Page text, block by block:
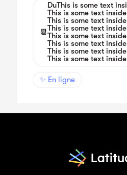
📆
DuThis is some text
This is some text
This is some text
This is some text
This is some text
This is some text
This is some text
This is some text
✨ En ligne